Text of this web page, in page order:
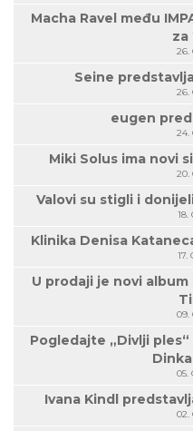
Macha Ravel među
za
26.
Seine
26.
eugen
24.
Miki Solus ima novi
20.
Valovi su stigli i
18.
Klinika Denisa
17.
U prodaji je novi
09.
Pogledajte „Divlji
05.
Ivana Kindl
02.